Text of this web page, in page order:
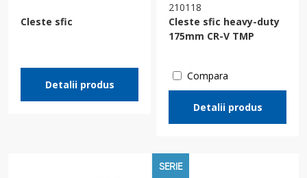
Cleste sfic
Detalii produs
210118
Cleste sfic heavy-duty
175mm CR-V TMP
Compara
Detalii produs
SERIE